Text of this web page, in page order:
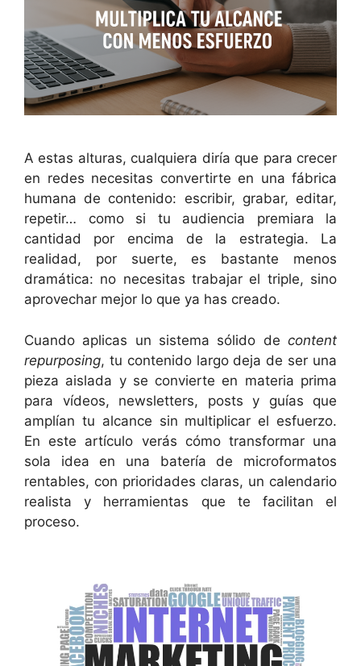
A estas alturas, cualquiera diría que para crecer
en redes necesitas convertirte en una fábrica
humana de contenido: escribir, grabar, editar,
repetir… como si tu audiencia premiara la
cantidad por encima de la estrategia. La
realidad, por suerte, es bastante menos
dramática: no necesitas trabajar el triple, sino
aprovechar mejor lo que ya has creado.
Cuando aplicas un sistema sólido de content
repurposing, tu contenido largo deja de ser una
pieza aislada y se convierte en materia prima
para vídeos, newsletters, posts y guías que
amplían tu alcance sin multiplicar el esfuerzo.
En este artículo verás cómo transformar una
sola idea en una batería de microformatos
rentables, con prioridades claras, un calendario
realista y herramientas que te facilitan el
proceso.